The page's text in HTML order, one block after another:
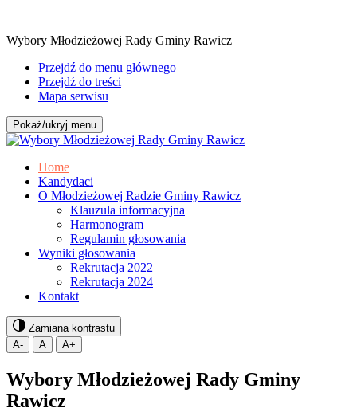
Wybory Młodzieżowej Rady Gminy Rawicz
Przejdź do menu głównego
Przejdź do treści
Mapa serwisu
Pokaż/ukryj menu
Home
Kandydaci
O Młodzieżowej Radzie Gminy Rawicz
Klauzula informacyjna
Harmonogram
Regulamin głosowania
Wyniki głosowania
Rekrutacja 2022
Rekrutacja 2024
Kontakt
Zamiana kontrastu
A-
A A+
Wybory Młodzieżowej Rady Gminy
Rawicz